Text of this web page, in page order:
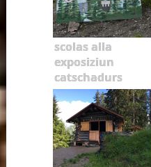
scolas alla
exposiziun
catschadurs